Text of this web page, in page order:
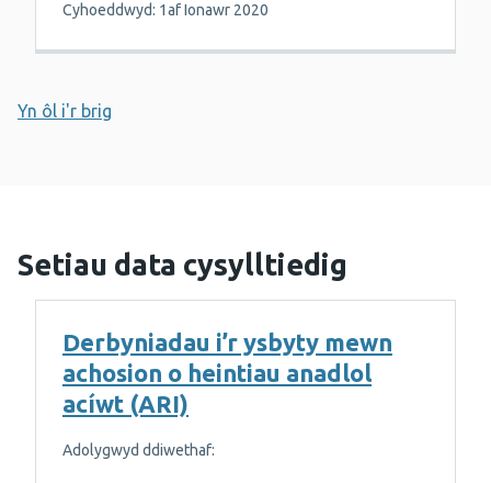
Cyhoeddwyd: 1af Ionawr 2020
Yn ôl i'r brig
Setiau data cysylltiedig
Derbyniadau i’r ysbyty mewn
achosion o heintiau anadlol
acíwt (ARI)
Adolygwyd ddiwethaf: